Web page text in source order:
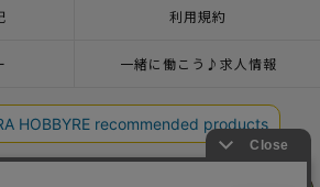
利用規約
一緒に働こう♪求人情報
クな情報♪メルマガ登録